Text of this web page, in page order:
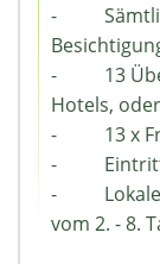
-
- 13
Hotels,
- 13 x
-
- Lokale
vom 2. - 8.